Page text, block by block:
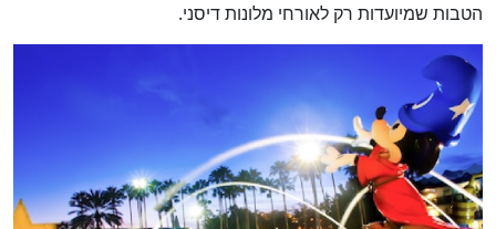
הטבות שמיועדות רק לאורחי מלונות דיסני.